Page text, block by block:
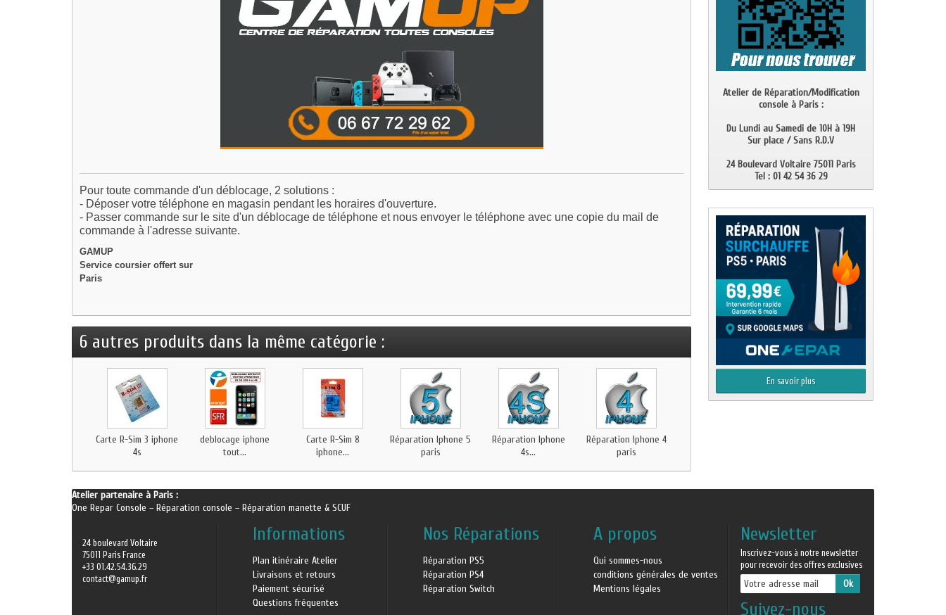
Pour toute commande d'un déblocage, 2 solutions :
- Déposer votre téléphone en magasin pendant les horaires d'ouverture.
- Passer commande sur le site d'un déblocage de téléphone et nous envoyer le téléphone avec une copie du mail de
commande à l'adresse suivante.
GAMUP
Service coursier offert sur
Paris
6 autres produits dans la même catégorie :
Carte R-Sim 3 iphone
4s
deblocage iphone
tout...
Carte R-Sim 8
iphone...
Réparation Iphone 5
paris
Réparation Iphone
4s...
Réparation Iphone 4
paris
Atelier de Réparation/Modification
console à Paris :
Du Lundi au Samedi de 10H à 19H
Sur place / Sans R.D.V
24 Boulevard Voltaire 75011 Paris
Tel : 01 42 54 36 29
En savoir plus
Atelier partenaire à Paris :
One Repar Console – Réparation console – Réparation manette & SCUF
24 boulevard Voltaire
75011 Paris France
+33 01.42.54.36.29
contact@gamup.fr
Informations
Plan itinéraire Atelier
Livraisons et retours
Paiement sécurisé
Questions fréquentes
Nos Réparations
Réparation PS5
Réparation PS4
Réparation Switch
A propos
Qui sommes-nous
conditions générales de ventes
Mentions légales
Newsletter
Inscrivez-vous à notre newsletter
pour recevoir des offres exclusives
Suivez-nous